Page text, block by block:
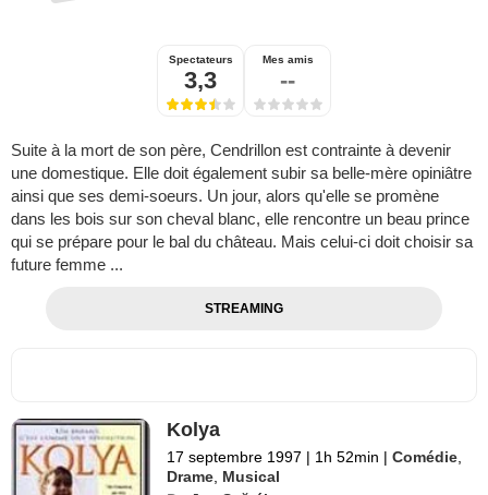
Spectateurs
3,3
Mes amis
--
Suite à la mort de son père, Cendrillon est contrainte à devenir
une domestique. Elle doit également subir sa belle-mère opiniâtre
ainsi que ses demi-soeurs. Un jour, alors qu'elle se promène
dans les bois sur son cheval blanc, elle rencontre un beau prince
qui se prépare pour le bal du château. Mais celui-ci doit choisir sa
future femme ...
STREAMING
Kolya
17 septembre 1997 | 1h 52min | Comédie,
Drame, Musical